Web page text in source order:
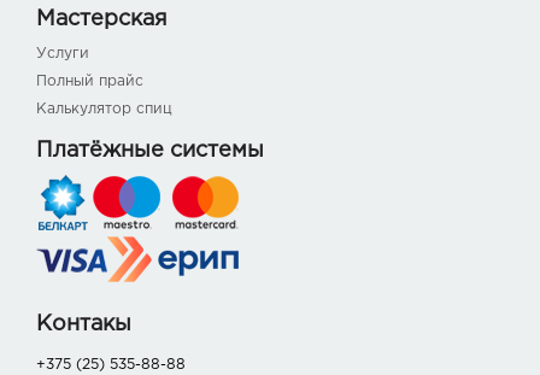
Мастерская
Услуги
Полный прайс
Калькулятор спиц
Платёжные системы
Контакы
+375 (25) 535-88-88